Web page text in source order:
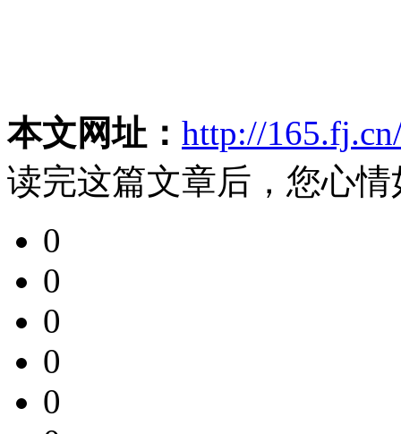
本文网址： http://
读完这篇文章后，您心情
0
0
0
0
0